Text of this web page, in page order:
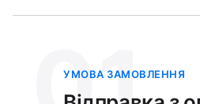
УМОВА ЗАМОВЛЕННЯ